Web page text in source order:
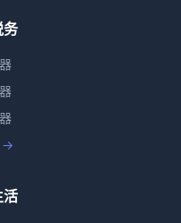
务
→